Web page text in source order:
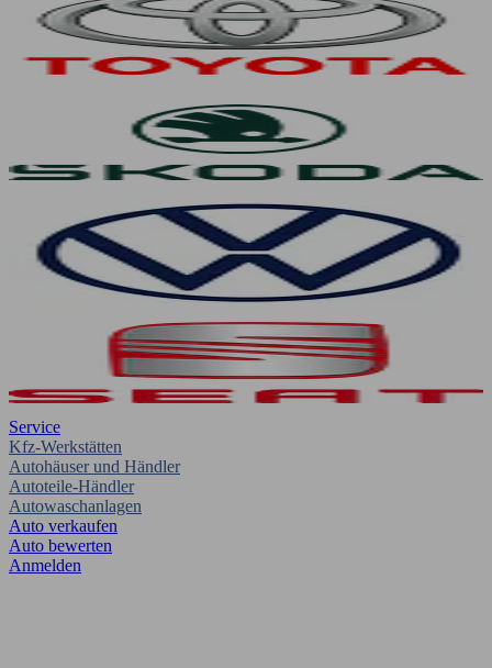
Service
Kfz-Werkstätten
Autohäuser und Händler
Autoteile-Händler
Autowaschanlagen
Auto verkaufen
Auto bewerten
Anmelden